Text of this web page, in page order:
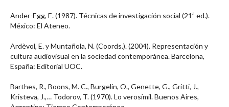
Ander-Egg, E. (1987). Técnicas de investigación social (21ª ed.).
México: El Ateneo.
Ardèvol, E. y Muntañola, N. (Coords.). (2004). Representación y
cultura audiovisual en la sociedad contemporánea. Barcelona,
España: Editorial UOC.
Barthes, R., Boons, M. C., Burgelin, O., Genette, G., Gritti, J.,
Kristeva, J.,… Todorov, T. (1970). Lo verosímil. Buenos Aires,